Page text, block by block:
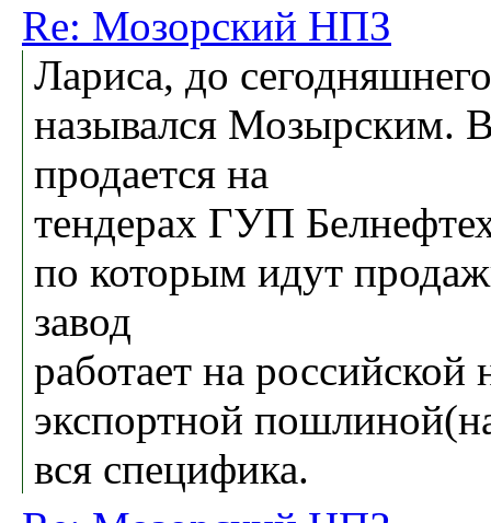
Re: Мозорский НПЗ
Лариса, до
назывался Мозырским.
продается на
тендерах ГУП
по которым идут
завод
работает на
экспортной
вся специфика.